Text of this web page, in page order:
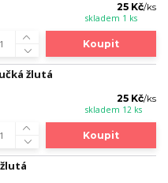
25 Kč/ks
skladem 1 ks
Koupit
žlutá
25 Kč/ks
skladem 12 ks
Koupit